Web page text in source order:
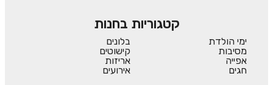
קטגוריות בחנות
ימי הולדת
מסיבות
אפייה
חגים
בלונים
קישוטים
אריזות
אירועים